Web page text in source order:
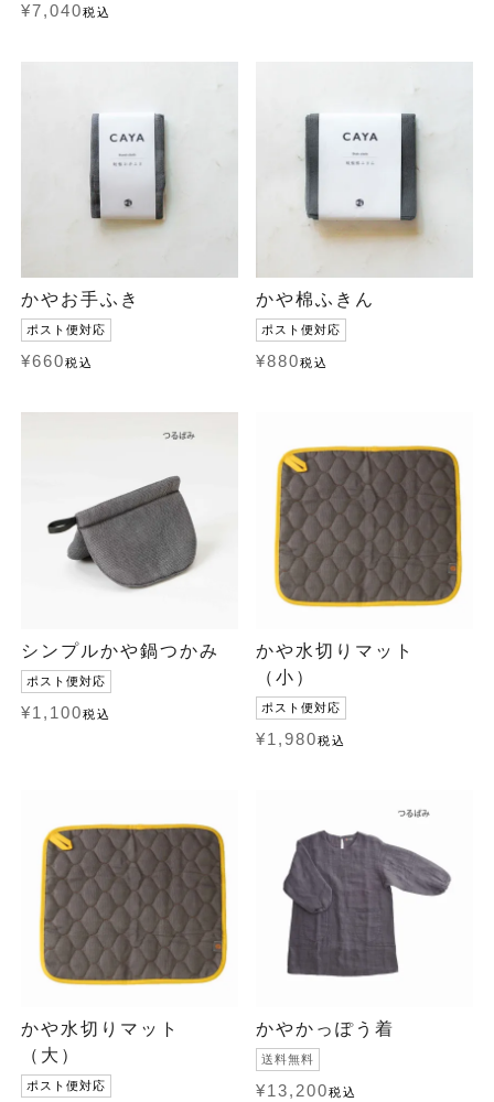
¥7,040税込
かやお手ふき
ポスト便対応
¥660税込
かや棉ふきん
ポスト便対応
¥880税込
シンプルかや鍋つかみ
ポスト便対応
¥1,100税込
かや水切りマット
（小）
ポスト便対応
¥1,980税込
かや水切りマット
（大）
ポスト便対応
かやかっぽう着
送料無料
¥13,200税込